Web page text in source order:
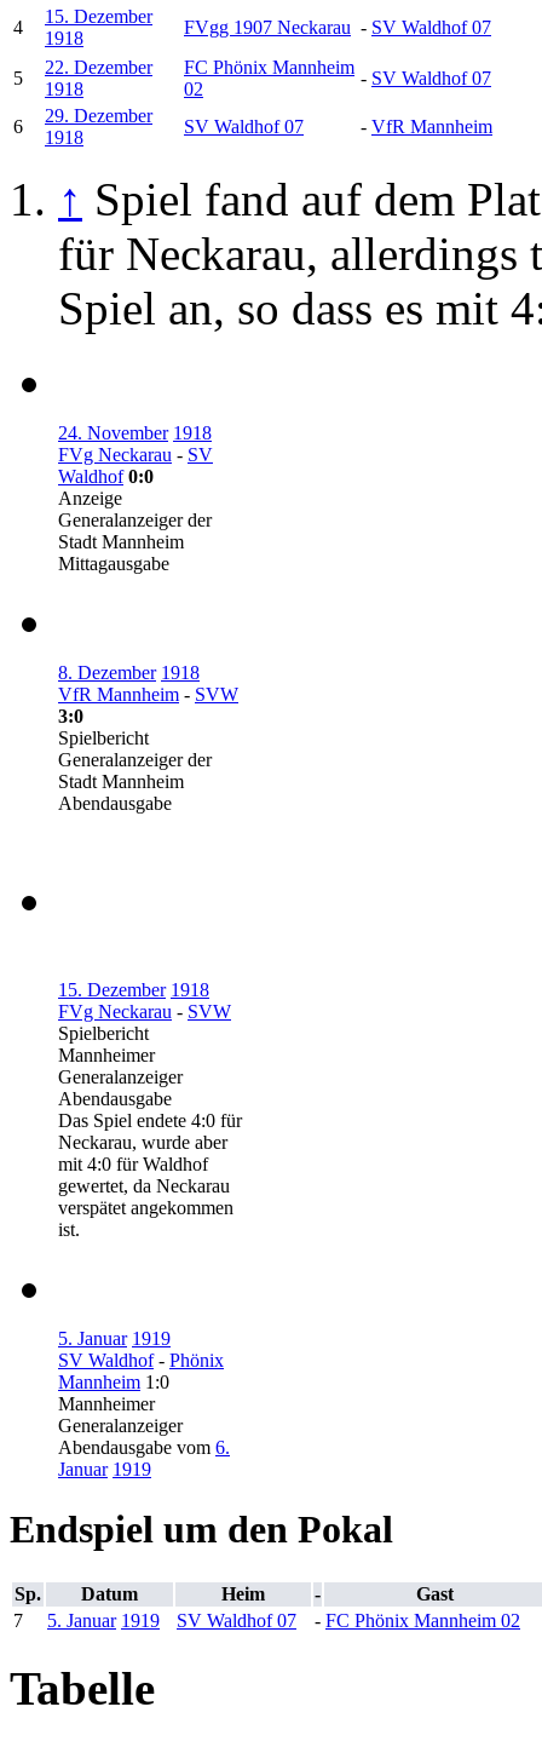
4
15. Dezember
1918
FVgg 1907 Neckarau - SV Waldhof 07
5
22. Dezember
1918
FC Phönix Mannheim
02
- SV Waldhof 07
6
29. Dezember
1918
SV Waldhof 07 - VfR Mannheim
↑ Spiel fand auf dem
für Neckarau, allerdings
Spiel an, so dass es mit
24. November 1918
FVg Neckarau - SV
Waldhof 0:0
Anzeige
Generalanzeiger der
Stadt Mannheim
Mittagausgabe
8. Dezember 1918
VfR Mannheim - SVW
3:0
Spielbericht
Generalanzeiger der
Stadt Mannheim
Abendausgabe
15. Dezember 1918
FVg Neckarau - SVW
Spielbericht
Mannheimer
Generalanzeiger
Abendausgabe
Das Spiel endete 4:0 für
Neckarau, wurde aber
mit 4:0 für Waldhof
gewertet, da Neckarau
verspätet angekommen
ist.
5. Januar 1919
SV Waldhof- Phönix
Mannheim 1:0
Mannheimer
Generalanzeiger
Abendausgabe vom 6.
Januar 1919
Endspiel um den Pokal
Sp. Datum Heim -
Gast
7
5. Januar 1919 SV Waldhof 07 - FC Phönix Mannheim 02
Tabelle